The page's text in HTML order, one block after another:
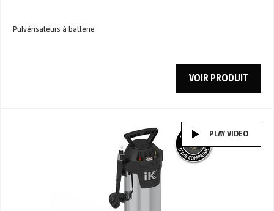
Pulvérisateurs à batterie
VOIR PRODUIT
PLAY VIDEO